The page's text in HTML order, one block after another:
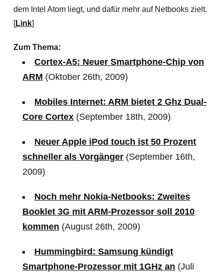
dem Intel Atom liegt, und dafür mehr auf Netbooks zielt.
[Link]
Zum Thema:
Cortex-A5: Neuer Smartphone-Chip von
ARM (Oktober 26th, 2009)
Mobiles Internet: ARM bietet 2 Ghz Dual-
Core Cortex(September 18th, 2009)
Neuer Apple iPod touch ist 50 Prozent
schneller als Vorgänger(September 16th,
2009)
Noch mehr Nokia-Netbooks: Zweites
Booklet 3G mit ARM-Prozessor soll 2010
kommen (August 26th, 2009)
Hummingbird: Samsung kündigt
Smartphone-Prozessor mit 1GHz an (Juli